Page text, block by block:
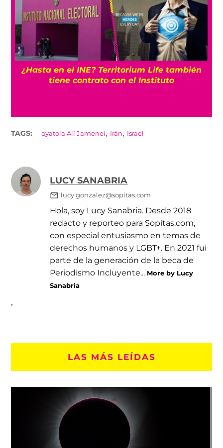
¿Y ahora cómo se llamarán? Somos México
deberá cambiar nombre, logo y color antes
TAGS: ayatola Alí Jamenei, Irán, Israel
LUCY SANABRIA
lucy.gonzalez@sopitas.com
Hola, soy Lucy Sanabria. Desde 2018
redacto y reporteo para Sopitas.com,
con especial entusiasmo en temas de
derechos humanos y LGBT+. En 2021 fui
parte de la generación de la beca de
Periodismo Incluyente... More by Lucy
Sanabria
LAS MÁS LEÍDAS